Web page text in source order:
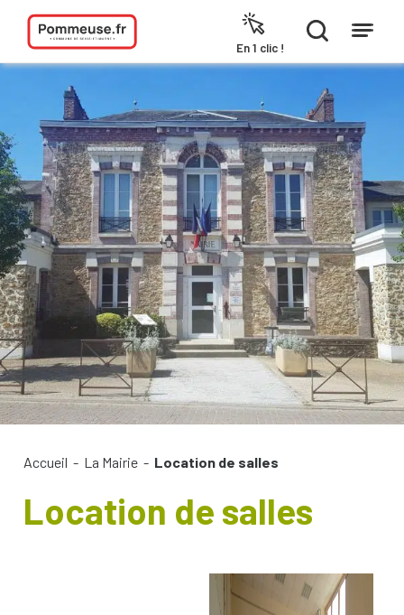
Aller au contenu
En 1 clic !
Accueil - La Mairie - Location de salles
Location de salles